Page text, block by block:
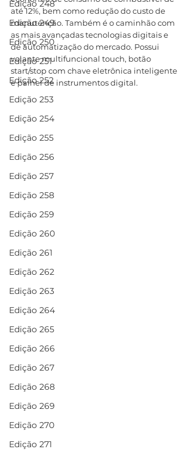
Edição 248
Edição 249
Edição 250
Edição 251
Edição 252
Edição 253
Edição 254
Edição 255
Edição 256
Edição 257
Edição 258
Edição 259
Edição 260
Edição 261
Edição 262
Edição 263
Edição 264
Edição 265
Edição 266
Edição 267
Edição 268
Edição 269
Edição 270
Edição 271
até 12%, bem como redução do custo de
manutenção. Também é o caminhão com
as mais avançadas tecnologias digitais e
de automatização do mercado. Possui
volante multifuncional touch, botão
start/stop com chave eletrônica inteligente
e painel de instrumentos digital.